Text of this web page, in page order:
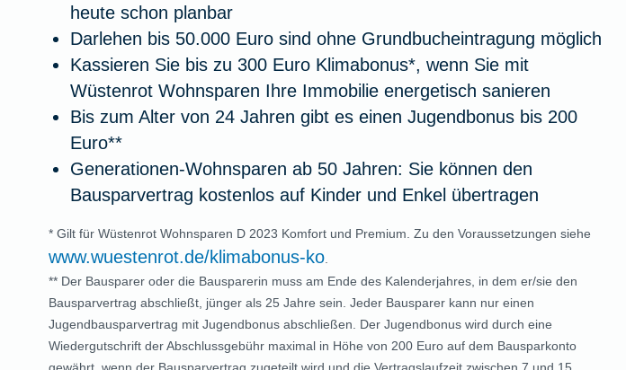
heute schon planbar
Darlehen bis 50.000 Euro sind ohne Grundbucheintragung möglich
Kassieren Sie bis zu 300 Euro Klimabonus*, wenn Sie mit
Wüstenrot Wohnsparen Ihre Immobilie energetisch sanieren
Bis zum Alter von 24 Jahren gibt es einen Jugendbonus bis 200
Euro**
Generationen-Wohnsparen ab 50 Jahren: Sie können den
Bausparvertrag kostenlos auf Kinder und Enkel übertragen
* Gilt für Wüstenrot Wohnsparen D 2023 Komfort und Premium. Zu den Voraussetzungen siehe
www.wuestenrot.de/klimabonus-ko.
** Der Bausparer oder die Bausparerin muss am Ende des Kalenderjahres, in dem er/sie den
Bausparvertrag abschließt, jünger als 25 Jahre sein. Jeder Bausparer kann nur einen
Jugendbausparvertrag mit Jugendbonus abschließen. Der Jugendbonus wird durch eine
Wiedergutschrift der Abschlussgebühr maximal in Höhe von 200 Euro auf dem Bausparkonto